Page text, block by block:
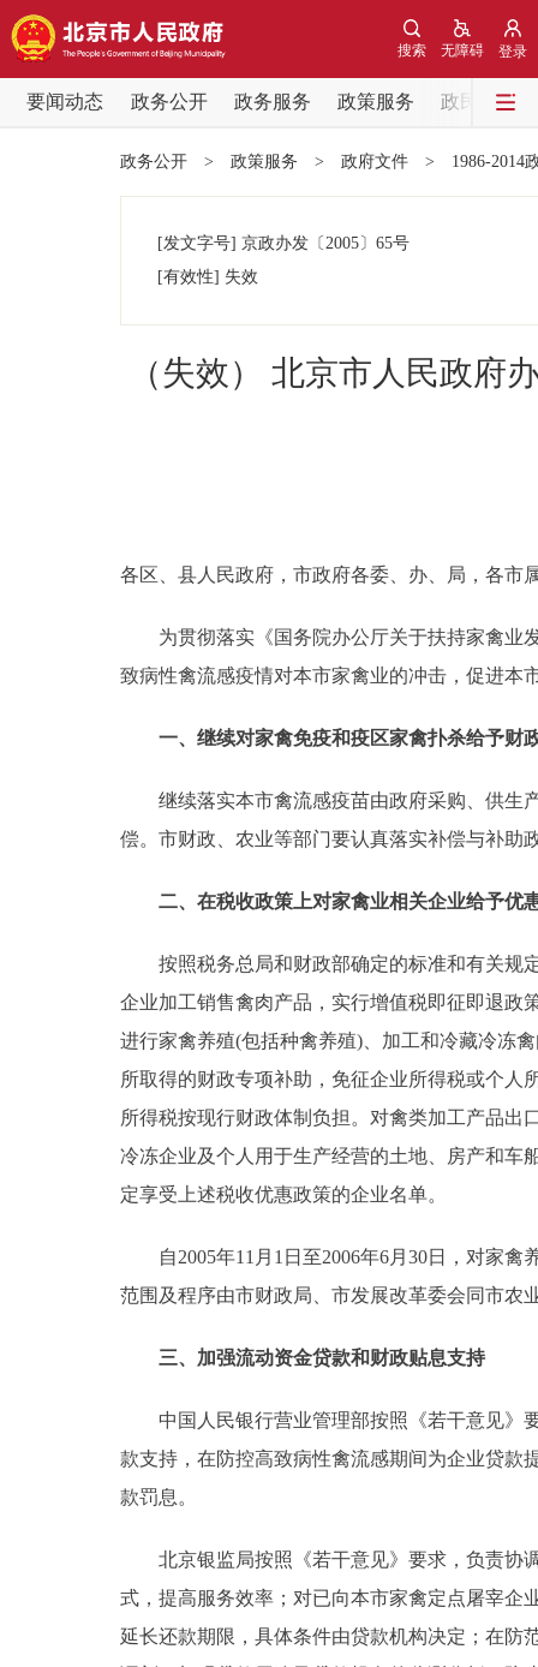
登录
无障碍
搜索
要闻动态 政务公开 政务服务 政策服务
政民互动
党中央精神
政务公开
政务服务
便民服务
12345网上接诉即办
走进北京
北京概况
绿色北京
DEUTSCH
ITALIANO
政务公开 > 政策服务 > 政府文件 > 1986-2014
[发文字号] 京政办发 〔2005〕 65号
[有效性] 失效
（失效） 北京市人民政府
各区、县人民政府，市政府各委、办、局，各市
为贯彻落实《国务院办公厅关于扶持家禽业发
致病性禽流感疫情对本市家禽业的冲击，促进本
一、继续对家禽免疫和疫区家禽扑杀给予财
继续落实本市禽流感疫苗由政府采购、供生产
偿。市财政、农业等部门要认真落实补偿与补助
二、在税收政策上对家禽业相关企业给予优
按照税务总局和财政部确定的标准和有关规定
企业加工销售禽肉产品，实行增值税即征即退政
进行家禽养殖(包括种禽养殖)、加工和冷藏冷冻
所取得的财政专项补助，免征企业所得税或个
所得税按现行财政体制负担。对禽类加工产品出
冷冻企业及个人用于生产经营的土地、房产和车
定享受上述税收优惠政策的企业名单。
自2005年11月1日至2006年6月30日，对家禽
范围及程序由市财政局、市发展改革委会同市农
三、加强流动资金贷款和财政贴息支持
中国人民银行营业管理部按照《若干意见》要
款支持，在防控高致病性禽流感期间为企业贷款
款罚息。
北京银监局按照《若干意见》要求，负责协调
式，提高服务效率；对已向本市家禽定点屠宰企
延长还款期限，具体条件由贷款机构决定；在防